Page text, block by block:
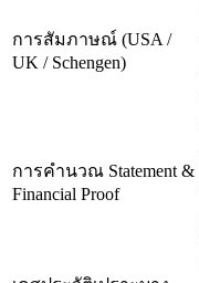
การสัมภาษณ์ (USA /
UK / Schengen)
การคำนวณ Statement &
Financial Proof